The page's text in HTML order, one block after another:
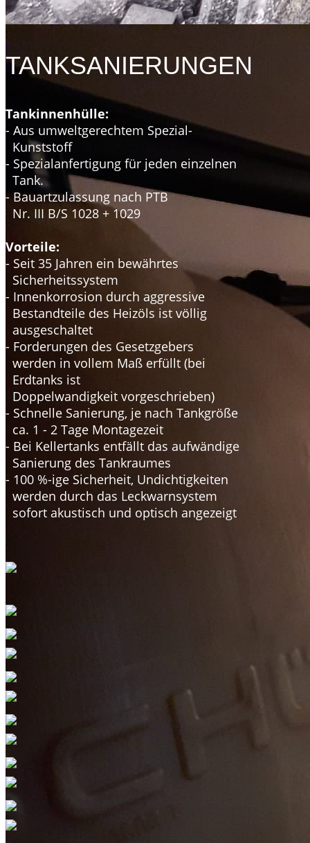
TANKSANIERUNGEN
Tankinnenhülle:
- Aus umweltgerechtem Spezial-
Kunststoff
- Spezialanfertigung für jeden einzelnen
Tank.
- Bauartzulassung nach PTB
Nr. III B/S 1028 + 1029
Vorteile:
- Seit 35 Jahren ein bewährtes
Sicherheitssystem
- Innenkorrosion durch aggressive
Bestandteile des Heizöls ist völlig
ausgeschaltet
- Forderungen des Gesetzgebers
werden in vollem Maß erfüllt (bei
Erdtanks ist
Doppelwandigkeit vorgeschrieben)
- Schnelle Sanierung, je nach Tankgröße
ca. 1 - 2 Tage Montagezeit
- Bei Kellertanks entfällt das aufwändige
Sanierung des Tankraumes
- 100 %-ige Sicherheit, Undichtigkeiten
werden durch das Leckwarnsystem
sofort akustisch und optisch angezeigt